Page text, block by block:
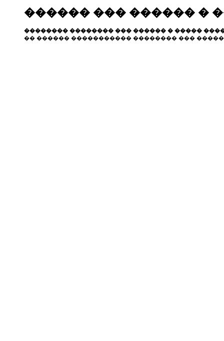
������ ��� ������ �
�������� �������� ��� ������ � �����
�� ������ ����������� �������� ���